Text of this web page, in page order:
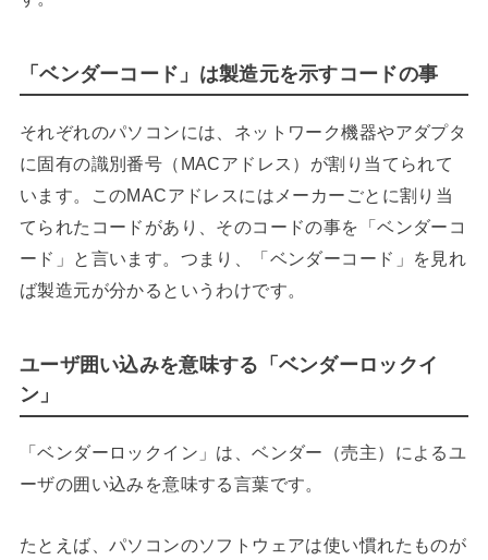
「ベンダーコード」は製造元を示すコードの事
それぞれのパソコンには、ネットワーク機器やアダプタ
に固有の識別番号（MACアドレス）が割り当てられて
います。このMACアドレスにはメーカーごとに割り当
てられたコードがあり、そのコードの事を「ベンダーコ
ード」と言います。つまり、「ベンダーコード」を見れ
ば製造元が分かるというわけです。
ユーザ囲い込みを意味する「ベンダーロックイ
ン」
「ベンダーロックイン」は、ベンダー（売主）によるユ
ーザの囲い込みを意味する言葉です。
たとえば、パソコンのソフトウェアは使い慣れたものが